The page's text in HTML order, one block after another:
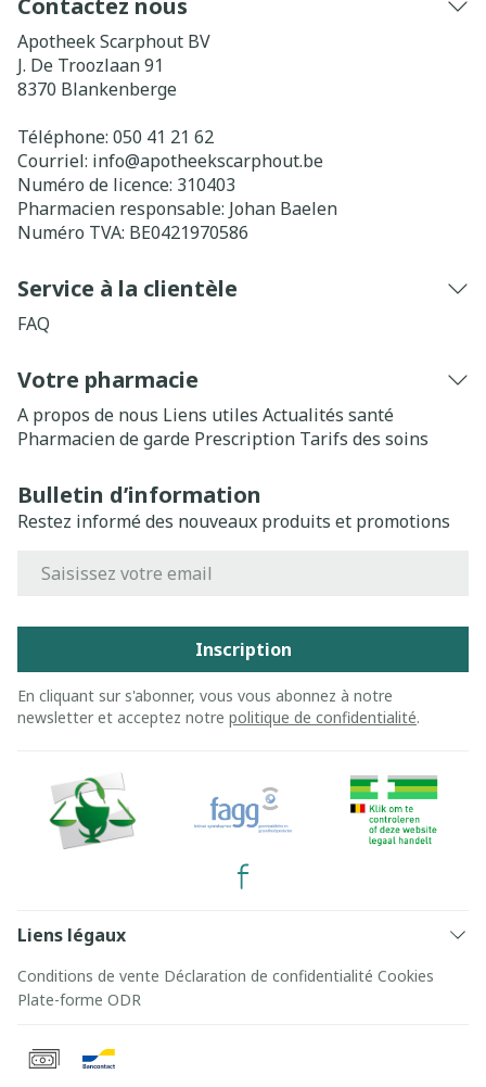
Contactez nous
Apotheek Scarphout BV
J. De Troozlaan 91
8370 Blankenberge
Téléphone: 050 41 21 62
Courriel: info@apotheekscarphout.be
Numéro de licence: 310403
Pharmacien responsable: Johan Baelen
Numéro TVA: BE0421970586
Service à la clientèle
FAQ
Votre pharmacie
A propos de nous Liens utiles Actualités santé
Pharmacien de garde Prescription Tarifs des soins
Bulletin d’information
Restez informé des nouveaux produits et promotions
Inscription
En cliquant sur s'abonner, vous vous abonnez à notre
newsletter et acceptez notre politique de confidentialité.
Liens légaux
Conditions de vente Déclaration de confidentialité Cookies
Plate-forme ODR